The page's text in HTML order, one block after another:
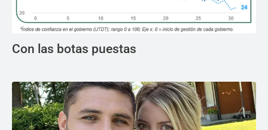
Con las botas puestas